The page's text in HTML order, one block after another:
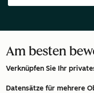
Am besten
Verknüpfen Sie Ihr
Datensätze für mehrere